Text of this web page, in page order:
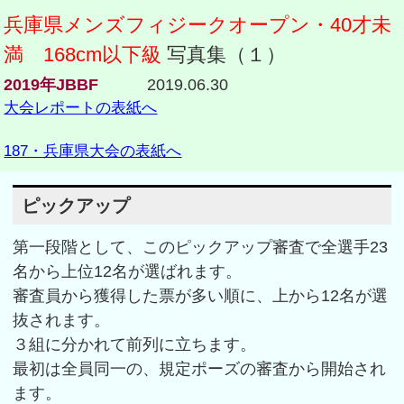
兵庫県メンズフィジークオープン・40才未
満 168cm以下級 写真集（１）
2019年JBBF 2019.06.30
大会レポートの表紙へ
187・兵庫県大会の表紙へ
ピックアップ
第一段階として、このピックアップ審査で全選手23
名から上位12名が選ばれます。
審査員から獲得した票が多い順に、上から12名が選
抜されます。
３組に分かれて前列に立ちます。
最初は全員同一の、規定ポーズの審査から開始され
ます。